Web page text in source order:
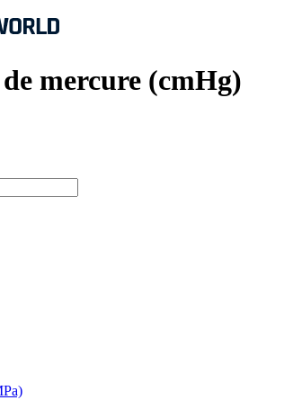
mercure (cmHg)